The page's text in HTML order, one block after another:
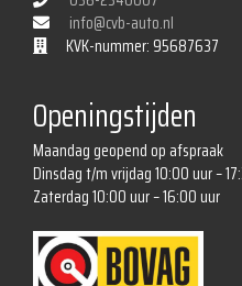
Sfeerverlichting
Stuur nappaleder
Volledig digitaal
Zij airbag(s) voor
Exterieur
Amg-styling
Buitenspiegel(s)
info@cvb-auto.nl
KVK-nummer: 95687637
Openingstijden
Maandag geopend op afspraak
Dinsdag t/m vrijdag 10:00 uur –
Zaterdag 10:00 uur – 16:00 uur